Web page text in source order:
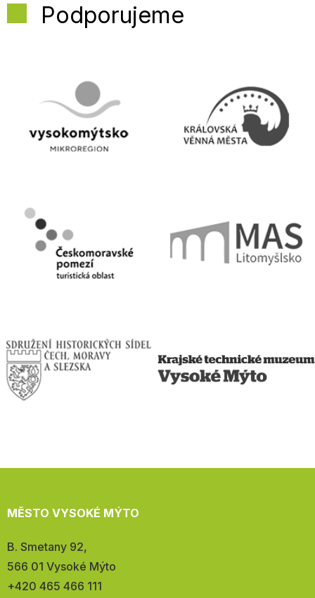
Podporujeme
MĚSTO VYSOKÉ MÝTO
Adresa:
B. Smetany 92,
566 01 Vysoké Mýto
Telefon:
+420 465 466 111